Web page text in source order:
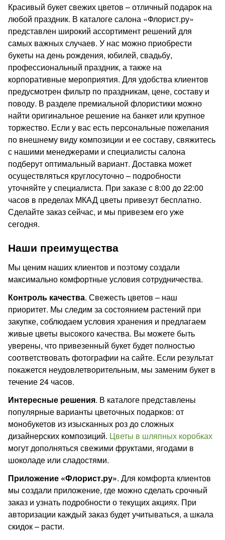
Красивый букет свежих цветов – отличный подарок на
любой праздник. В каталоге салона «Флорист.ру»
представлен широкий ассортимент решений для
самых важных случаев. У нас можно приобрести
букеты на день рождения, юбилей, свадьбу,
профессиональный праздник, а также на
корпоративные мероприятия. Для удобства клиентов
предусмотрен фильтр по праздникам, цене, составу и
поводу. В разделе премиальной флористики можно
найти оригинальное решение на банкет или крупное
торжество. Если у вас есть персональные пожелания
по внешнему виду композиции и ее составу, свяжитесь
с нашими менеджерами и специалисты салона
подберут оптимальный вариант. Доставка может
осуществляться круглосуточно – подробности
уточняйте у специалиста. При заказе с 8:00 до 22:00
часов в пределах МКАД цветы привезут бесплатно.
Сделайте заказ сейчас, и мы привезем его уже
сегодня.
Наши преимущества
Мы ценим наших клиентов и поэтому создали
максимально комфортные условия сотрудничества.
Контроль качества. Свежесть цветов – наш
приоритет. Мы следим за состоянием растений при
закупке, соблюдаем условия хранения и предлагаем
живые цветы высокого качества. Вы можете быть
уверены, что привезенный букет будет полностью
соответствовать фотографии на сайте. Если результат
покажется неудовлетворительным, мы заменим букет в
течение 24 часов.
Интересные решения. В каталоге представлены
популярные варианты цветочных подарков: от
монобукетов из изысканных роз до сложных
дизайнерских композиций. Цветы в шляпных коробках
могут дополняться свежими фруктами, ягодами в
шоколаде или сладостями.
Приложение «Флорист.ру». Для комфорта клиентов
мы создали приложение, где можно сделать срочный
заказ и узнать подробности о текущих акциях. При
авторизации каждый заказ будет учитываться, а шкала
скидок – расти.